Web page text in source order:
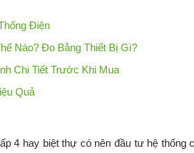
Điện
Nào? Đo Bằng Thiết Bị Gì?
Chi Tiết Trước Khi Mua
Quả
4 hay biệt thự có nên đầu tư hệ thống